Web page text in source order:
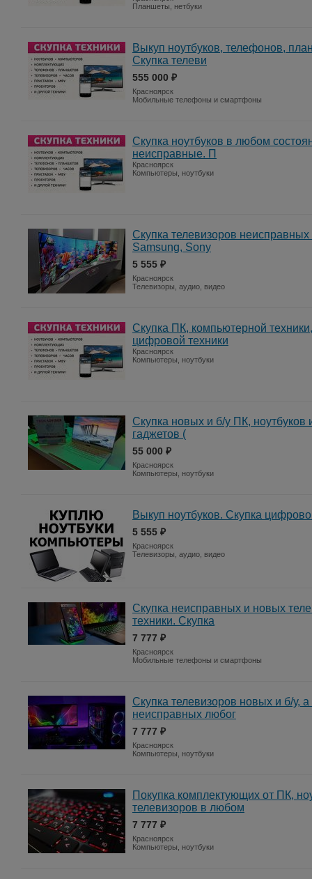
Планшеты, нетбуки
Выкуп ноутбуков, телефонов,
Скупка телеви
555 000 ₽
Красноярск
Мобильные телефоны и смартфоны
Скупка ноутбуков в любом
неисправные. П
Красноярск
Компьютеры, ноутбуки
Скупка телевизоров
Samsung, Sony
5 555 ₽
Красноярск
Телевизоры, аудио, видео
Скупка ПК, компьютерной
цифровой техники
Красноярск
Компьютеры, ноутбуки
Скупка новых и б/у ПК, ноутбуков
гаджетов (
55 000 ₽
Красноярск
Компьютеры, ноутбуки
Выкуп ноутбуков. Скупка
5 555 ₽
Красноярск
Телевизоры, аудио, видео
Скупка неисправных и новых
техники. Скупка
7 777 ₽
Красноярск
Мобильные телефоны и смартфоны
Скупка телевизоров новых и б/у,
неисправных любог
7 777 ₽
Красноярск
Компьютеры, ноутбуки
Покупка комплектующих от ПК,
телевизоров в любом
7 777 ₽
Красноярск
Компьютеры, ноутбуки